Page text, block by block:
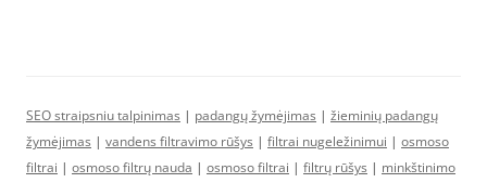
SEO straipsniu talpinimas | padangų žymėjimas | žieminių padangų
žymėjimas | vandens filtravimo rūšys | filtrai nugeležinimui | osmoso
filtrai | osmoso filtrų nauda | osmoso filtrai | filtrų rūšys | minkštinimo